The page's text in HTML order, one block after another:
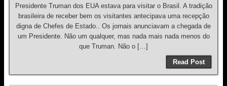
Presidente Truman dos EUA estava para visitar o Brasil. A tradição
brasileira de receber bem os visitantes antecipava uma recepção
digna de Chefes de Estado.. Os jornais anunciavam a chegada de
um Presidente. Não um qualquer, mas nada mais nada menos do
que Truman. Não o […]
Read Post